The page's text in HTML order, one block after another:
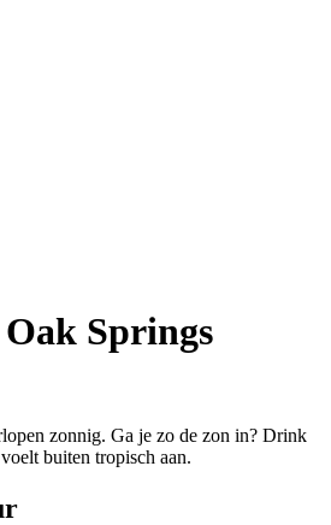
Springs
zonnig. Ga je zo de zon in? Drink
buiten tropisch aan.